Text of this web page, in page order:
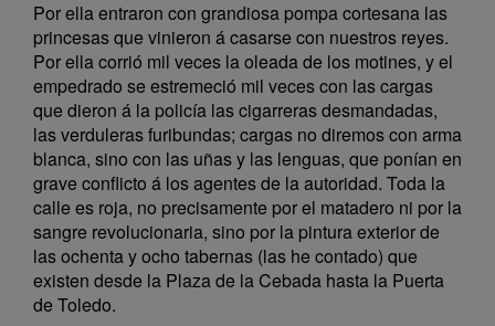
Por ella entraron con grandiosa pompa cortesana las
princesas que vinieron á casarse con nuestros reyes.
Por ella corrió mil veces la oleada de los motines, y el
empedrado se estremeció mil veces con las cargas
que dieron á la policía las cigarreras desmandadas,
las verduleras furibundas; cargas no diremos con arma
blanca, sino con las uñas y las lenguas, que ponían en
grave conflicto á los agentes de la autoridad. Toda la
calle es roja, no precisamente por el matadero ni por la
sangre revolucionaria, sino por la pintura exterior de
las ochenta y ocho tabernas (las he contado) que
existen desde la Plaza de la Cebada hasta la Puerta
de Toledo.